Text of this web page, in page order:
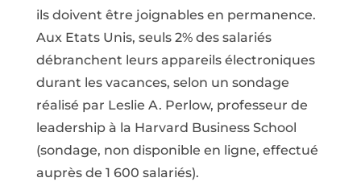
ils doivent être joignables en permanence.
Aux Etats Unis, seuls 2% des salariés
débranchent leurs appareils électroniques
durant les vacances, selon un sondage
réalisé par Leslie A. Perlow, professeur de
leadership à la Harvard Business School
(sondage, non disponible en ligne, effectué
auprès de 1 600 salariés).